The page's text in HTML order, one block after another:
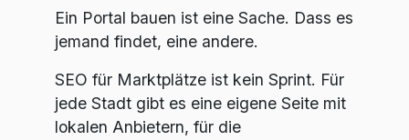
Ein Portal bauen ist eine Sache. Dass es
jemand findet, eine andere.
SEO für Marktplätze ist kein Sprint. Für
jede Stadt gibt es eine eigene Seite mit
lokalen Anbietern, für die